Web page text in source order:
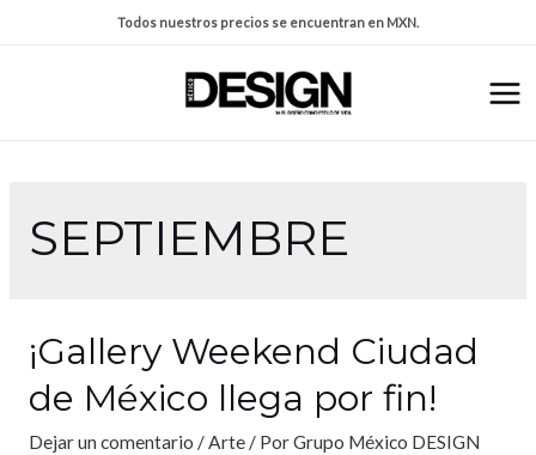
Todos nuestros precios se encuentran en MXN.
SEPTIEMBRE
¡Gallery Weekend Ciudad
de México llega por fin!
Dejar un comentario /Arte/ PorGrupo México DESIGN